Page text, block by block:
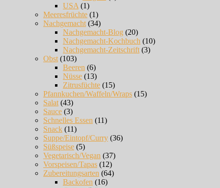
USA (1)
Meeresfrüchte (1)
Nachgemacht (34)
Nachgemacht-Blog (20)
Nachgemacht-Kochbuch (10)
Nachgemacht-Zeitschrift (3)
Obst (103)
Beeren (6)
Nüsse (13)
Zitrusfüchte (15)
Pfannkuchen/Waffeln/Wraps (15)
Salat (43)
Sauce (3)
Schnelles Essen (11)
Snack (11)
Suppe/Eintopf/Curry (36)
Süßspeise (5)
Vegetarisch/Vegan (37)
Vorspeisen/Tapas (12)
Zubereitungsarten (64)
Backofen (16)